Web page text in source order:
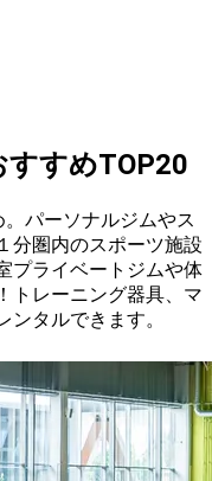
すめTOP20
パーソナルジムやス
分圏内のスポーツ施設
プライベートジムや体
トレーニング器具、マ
タルできます。